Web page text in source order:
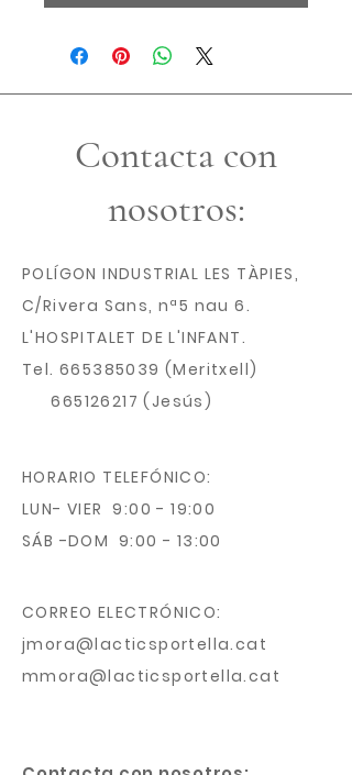
Contacta con
nosotros:
POLÍGON INDUSTRIAL LES TÀPIES,
C/Rivera Sans, nª5 nau 6.
L'HOSPITALET DE L'INFANT.
Tel. 665385039 (Meritxell)
665126217 (Jesús)
HORARIO TELEFÓNICO:
LUN- VIER 9:00 - 19:00
SÁB -DOM 9:00 - 13:00
CORREO ELECTRÓNICO:
jmora@lacticsportella.cat
mmora@lacticsportella.cat